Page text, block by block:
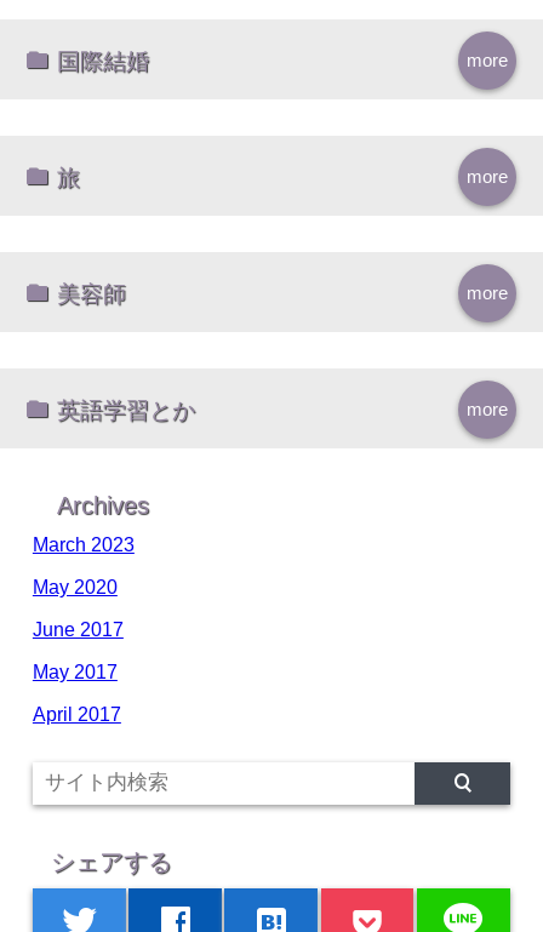
more
国際結婚
more
旅
more
美容師
more
英語学習とか
Archives
March 2023
May 2020
June 2017
May 2017
April 2017
シェアする
twitter facebook hatenabookmark